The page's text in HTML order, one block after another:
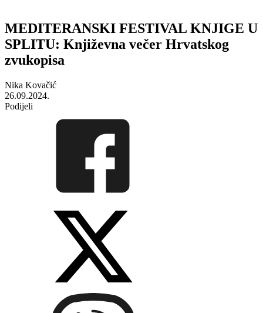
MEDITERANSKI FESTIVAL KNJIGE U
SPLITU: Književna večer Hrvatskog
zvukopisa
Nika Kovačić
26.09.2024.
Podijeli